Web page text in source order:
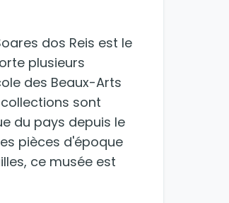
dos Reis est le
plusieurs
des Beaux-Arts
sont
du pays depuis le
pièces d'époque
ce musée est